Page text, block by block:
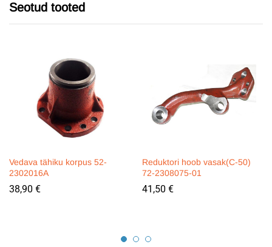
Seotud tooted
Vedava tähiku korpus 52-
2302016A
38,90 €
Reduktori hoob vasak(C-50)
72-2308075-01
41,50 €